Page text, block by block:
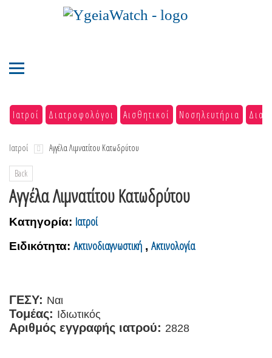
Ιατροί Διατροφολόγοι Αισθητικοί Νοσηλευτήρια
Ιατροί Αγγέλα Λιμνατίτου Κατωδρύτου
Back
Αγγέλα Λιμνατίτου Κατωδρύτου
Κατηγορία: Ιατροί
Ειδικότητα: Ακτινοδιαγνωστική , Ακτινολογία
ΓΕΣΥ: Ναι
Τομέας: Ιδιωτικός
Αριθμός εγγραφής ιατρού: 2828